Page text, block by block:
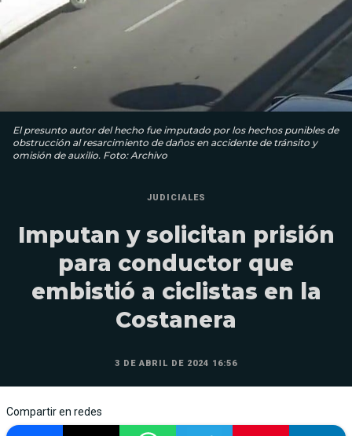
El presunto autor del hecho fue imputado por los hechos punibles de
obstrucción al resarcimiento de daños en accidente de tránsito y
omisión de auxilio. Foto: Archivo
JUDICIALES
Imputan y solicitan prisión
para conductor que
embistió a ciclistas en la
Costanera
3 DE ABRIL DE 2024 16:56
Compartir en redes